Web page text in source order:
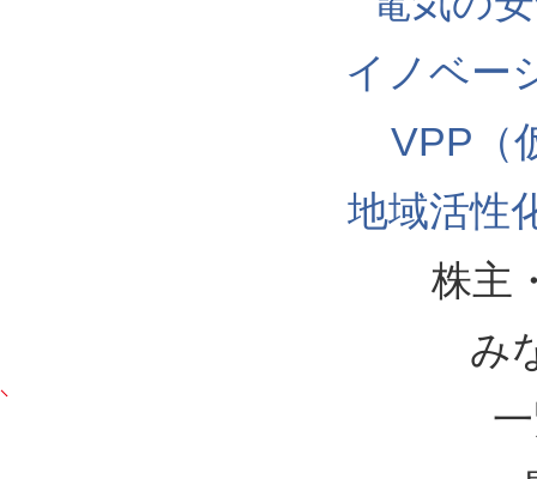
イノベー
VPP（
地域活性
株主
み